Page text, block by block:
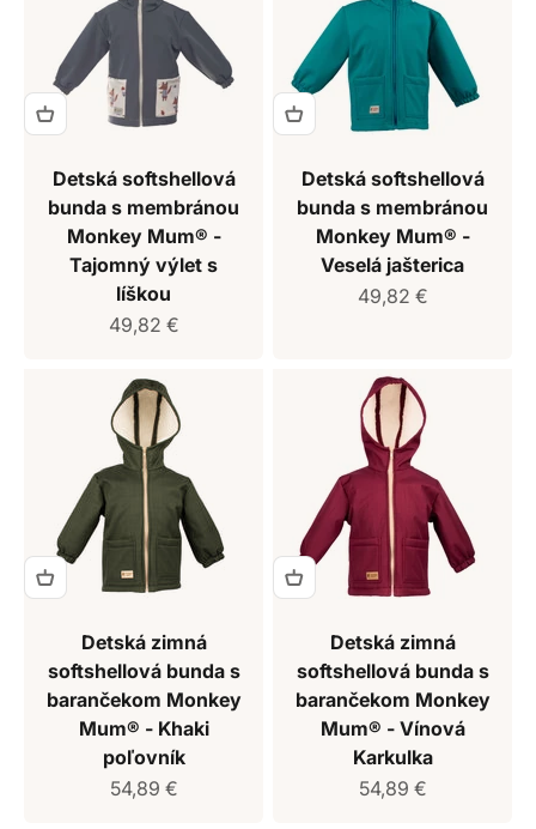
Detská softshellová
bunda s membránou
Monkey Mum® -
Tajomný výlet s
líškou
Predajná cena
49,82 €
Detská softshellová
bunda s membránou
Monkey Mum® -
Veselá jašterica
Predajná cena
49,82 €
Detská zimná
softshellová bunda s
barančekom Monkey
Mum® - Khaki
poľovník
Predajná cena
54,89 €
Detská zimná
softshellová bunda s
barančekom Monkey
Mum® - Vínová
Karkulka
Predajná cena
54,89 €